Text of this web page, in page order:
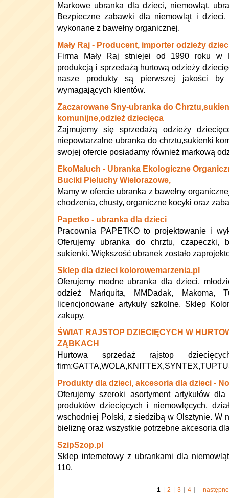
Markowe ubranka dla dzieci, niemowląt,
Bezpieczne zabawki dla niemowląt i
wykonane z bawełny organicznej.
Mały Raj - Producent, importer odzieży
Firma Mały Raj stniejei od 1990 roku w
produkcją i sprzedażą hurtową odzieży
nasze produkty są pierwszej jakości by
wymagających klientów.
Zaczarowane Sny-ubranka do
komunijne,odzież dziecięca
Zajmujemy się sprzedażą odzieży
niepowtarzalne ubranka do chrztu,sukienki
swojej ofercie posiadamy również markową
EkoMaluch - Ubranka Ekologiczne
Buciki Pieluchy Wielorazowe,
Mamy w ofercie ubranka z bawełny
chodzenia, chusty, organiczne kocyki oraz
Papetko - ubranka dla dzieci
Pracownia PAPETKO to projektowanie i
Oferujemy ubranka do chrztu, czapeczki,
sukienki. Większość ubranek zostało
Sklep dla dzieci kolorowemarzenia.pl
Oferujemy modne ubranka dla dzieci,
odzież Mariquita, MMDadak, Makoma,
licencjonowane artykuły szkolne. Sklep
zakupy.
ŚWIAT RAJSTOP DZIECIĘCYCH W
ZĄBKACH
Hurtowa sprzedaż rajstop
Produkty dla dzieci, akcesoria dla dzieci -
Oferujemy szeroki asortyment artykułów
produktów dziecięcych i niemowlęcych,
wschodniej Polski, z siedzibą w Olsztynie. W
bieliznę oraz wszystkie potrzebne akcesoria
SzipSzop.pl
Sklep internetowy z ubrankami dla
110.
1 2 3 4 następne